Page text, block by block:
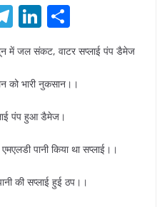
T
el
e
gr
a
m
Li
k
e
dI
n
ar
e
में जल संकट, वाटर सप्लाई पंप डैमेज
को भारी नुकसान।।
पंप हुआ डैमेज।
पानी किया था सप्लाई।।
की सप्लाई हुई ठप।।